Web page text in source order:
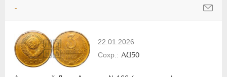
-
22.01.2026
AU50